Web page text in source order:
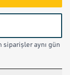
aynı gün